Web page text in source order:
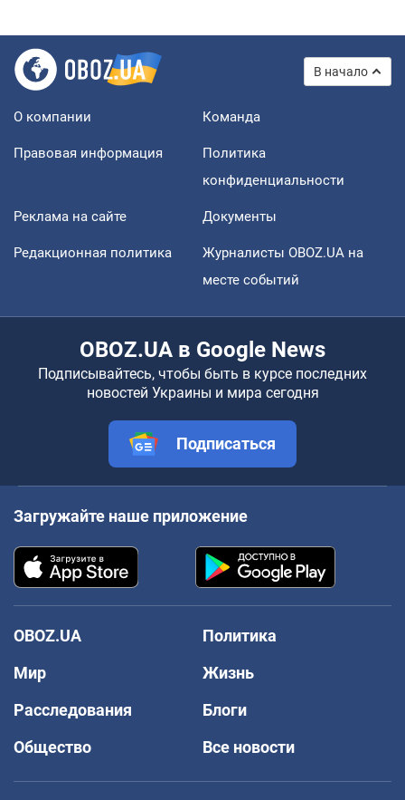
В начало
О компании Команда
Правовая информация
Политика
конфиденциальности
Реклама на сайте Документы
Редакционная политика
Журналисты OBOZ.UA на
месте событий
OBOZ.UA в Google News
Подписывайтесь, чтобы быть в курсе последних
новостей Украины и мира сегодня
Подписаться
Загружайте наше приложение
OBOZ.UA
Политика
Мир
Жизнь
Расследования
Блоги
Общество
Все новости